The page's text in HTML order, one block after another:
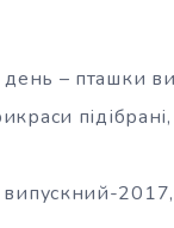
– пташки
2017,